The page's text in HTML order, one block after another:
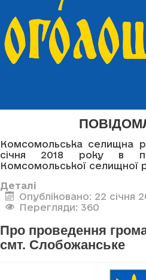
Комсомольська селищна
січня 2018 року в
Комсомольської селищної
Деталі
Опубліковано: 22 січня
Перегляди: 360
Про проведення
смт. Слобожанське